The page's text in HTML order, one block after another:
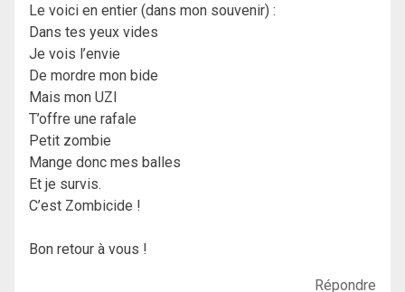
Le voici en entier (dans mon souvenir) :
Dans tes yeux vides
Je vois l’envie
De mordre mon bide
Mais mon UZI
T’offre une rafale
Petit zombie
Mange donc mes balles
Et je survis.
C’est Zombicide !
Bon retour à vous !
Répondre